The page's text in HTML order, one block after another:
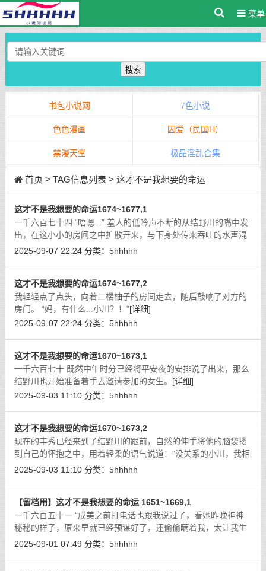
菜单
搜索
书包小说网 7色小说
色色漫画 囚爱（民国H）
禁漫天堂 极品淫乱合集
首页 > TAG信息列表 > 这才不是我想要的命运
这才不是我想要的命运1674~1677,1
一千六百七十四 “唔嗯...” 羞人的低吟声不断的从结野川的嘴中发
出，在这小小的房间之中扩散开来，与下身处传来吞吐的水声混
杂在一起，增添了房间之中淫靡的热度。
2025-09-07 22:24 分类： 5hhhhh
这才不是我想要的命运1674~1677,2
我轻轻点了点头，向着二楼柚子的房间走去，随后敲响了对方的
房门。 “妈，有什么...小川？！”[详细]
2025-09-07 22:24 分类： 5hhhhh
这才不是我想要的命运1670~1673,1
一千六百七十 既然中午时分已经将平安夜的安排说了出来，那么
结野川也开始准备着手去邀请参加的女生。 [详细]
2025-09-03 11:10 分类： 5hhhhh
这才不是我想要的命运1670~1673,2
现在的丰秀已经来到了结野川的跟前，自然的伸手将他的脑袋搂
到自己的怀抱之中，用着轻柔的语气说道：“没关系的小川，我相
信不管是什么样的情况，你都能够做的最好的，因为你可是我最
2025-09-03 11:10 分类： 5hhhhh
【留档用】这才不是我想要的命运 1651~1669,1
一千六百五十一 “成美之前打电话也跟我说过了，看她昨晚神神
秘秘的样子，原来早就已经预谋好了，还偷偷瞒着我，太让我生
气了！”电话那一头，成美的姐姐真阳，此时也带着抱怨的语气对
2025-09-01 07:49 分类： 5hhhhh